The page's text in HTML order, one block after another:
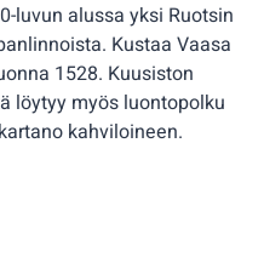
luvun alussa yksi Ruotsin
Kustaa Vaasa
1528. Kuusiston
löytyy myös luontopolku
kahviloineen.